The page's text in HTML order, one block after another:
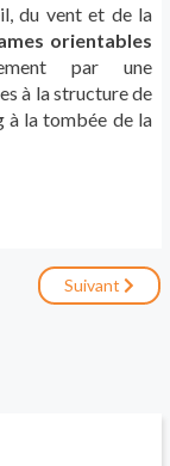
du vent et de la
orientables
par une
à la structure de
à la tombée de la
Suivant